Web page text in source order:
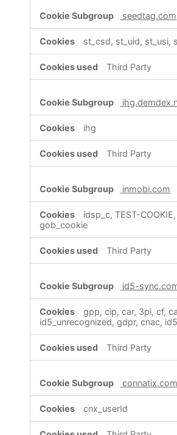
seedtag.com
st_csd, st_uid, st_usi,
Third Party
ihg
Third Party
inmobi.com
idsp_c, TEST-
gob_cookie
Third Party
id5-
gpp, cip, car, 3pi, cf,
id5_unrecognized, gdpr, cnac, id5
Third Party
connatix.com
cnx_userId